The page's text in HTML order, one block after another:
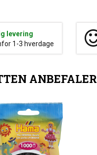
levering
1-3 hverdage
ANBEFALER